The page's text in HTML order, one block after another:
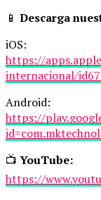
📱 Descarga
iOS:
https://
internacional/
Android:
https://
📺 YouTube:
https://